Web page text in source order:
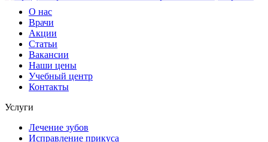
О нас
Врачи
Акции
Статьи
Вакансии
Наши цены
Учебный центр
Контакты
Услуги
Лечение зубов
Исправление прикуса